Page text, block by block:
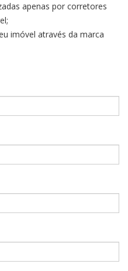
apenas por corretores
imóvel através da marca